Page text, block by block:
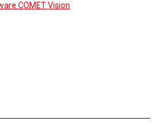
COMET Vision